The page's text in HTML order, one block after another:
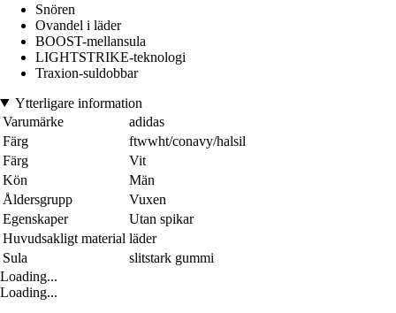
Snören
Ovandel i läder
BOOST-mellansula
LIGHTSTRIKE-teknologi
Traxion-suldobbar
Ytterligare information
Varumärke
adidas
Färg
ftwwht/conavy/halsil
Färg
Vit
Kön
Män
Åldersgrupp
Vuxen
Egenskaper
Utan spikar
Huvudsakligt material läder
Sula
slitstark gummi
Loading...
Loading...